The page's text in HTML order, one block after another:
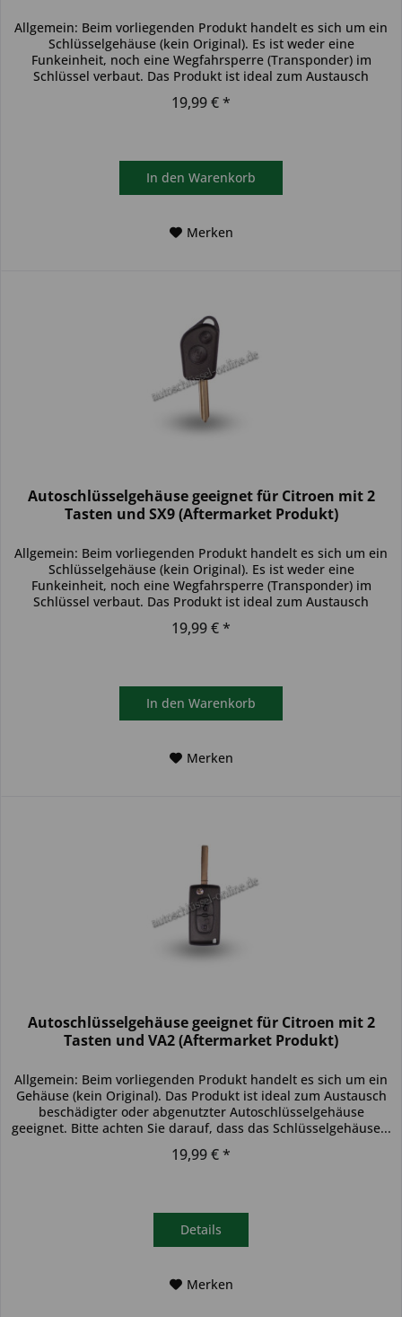
Allgemein: Beim vorliegenden Produkt handelt es sich um ein
Schlüsselgehäuse (kein Original). Es ist weder eine
Funkeinheit, noch eine Wegfahrsperre (Transponder) im
Schlüssel verbaut. Das Produkt ist ideal zum Austausch
19,99 € *
In den Warenkorb
Merken
Autoschlüsselgehäuse geeignet für Citroen mit 2
Tasten und SX9 (Aftermarket Produkt)
Allgemein: Beim vorliegenden Produkt handelt es sich um ein
Schlüsselgehäuse (kein Original). Es ist weder eine
Funkeinheit, noch eine Wegfahrsperre (Transponder) im
Schlüssel verbaut. Das Produkt ist ideal zum Austausch
19,99 € *
In den Warenkorb
Merken
Autoschlüsselgehäuse geeignet für Citroen mit 2
Tasten und VA2 (Aftermarket Produkt)
Allgemein: Beim vorliegenden Produkt handelt es sich um ein
Gehäuse (kein Original). Das Produkt ist ideal zum Austausch
beschädigter oder abgenutzter Autoschlüsselgehäuse
geeignet. Bitte achten Sie darauf, dass das Schlüsselgehäuse...
19,99 € *
Details
Merken